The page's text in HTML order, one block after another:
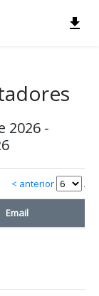
2026 -
< anterior /
Email